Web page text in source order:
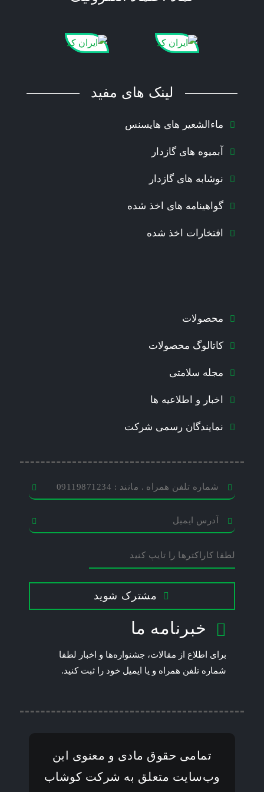
لینک های مفید
ماءالشعیر های هایسنس
آبمیوه های گازدار
نوشابه های گازدار
گواهینامه های اخذ شده
افتخارات اخذ شده
محصولات
کاتالوگ محصولات
مجله سلامتی
اخبار و اطلاعیه ها
نمایندگان رسمی شرکت
مشترک شوید
field
should
be left
خبرنامه ما
برای اطلاع از مقالات، جشنواره‌ها و اخبار لطفا
شماره تلفن همراه و یا ایمیل خود را ثبت کنید.
تمامی حقوق مادی و معنوی این
وب‌سایت متعلق به شرکت کوشاب